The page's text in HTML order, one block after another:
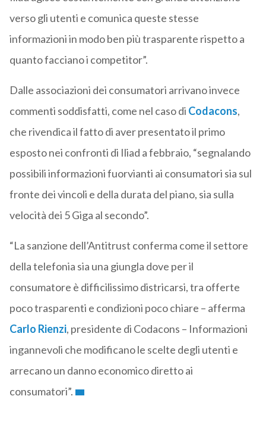
verso gli utenti e comunica queste stesse
informazioni in modo ben più trasparente rispetto a
quanto facciano i competitor”.
Dalle associazioni dei consumatori arrivano invece
commenti soddisfatti, come nel caso di Codacons,
che rivendica il fatto di aver presentato il primo
esposto nei confronti di Iliad a febbraio, “segnalando
possibili informazioni fuorvianti ai consumatori sia sul
fronte dei vincoli e della durata del piano, sia sulla
velocità dei 5 Giga al secondo”.
“La sanzione dell’Antitrust conferma come il settore
della telefonia sia una giungla dove per il
consumatore è difficilissimo districarsi, tra offerte
poco trasparenti e condizioni poco chiare – afferma
Carlo Rienzi, presidente di Codacons – Informazioni
ingannevoli che modificano le scelte degli utenti e
arrecano un danno economico diretto ai
consumatori”.